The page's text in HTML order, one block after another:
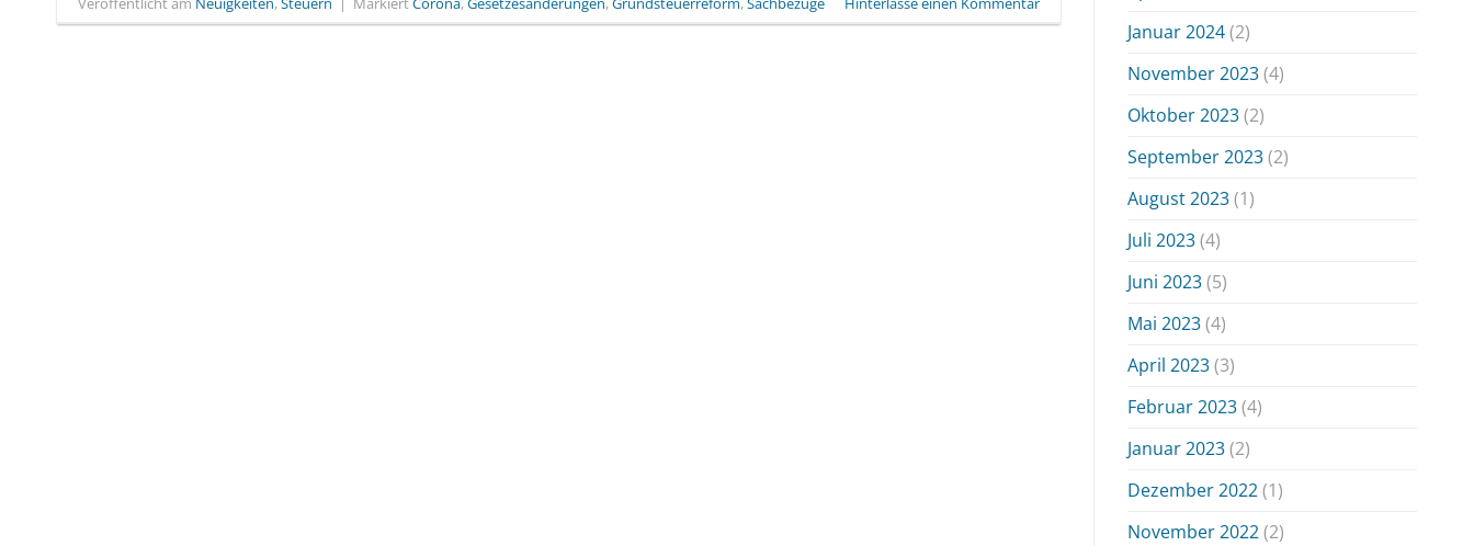
Januar 2024(2)
November 2023(4)
Oktober 2023(2)
September 2023(2)
August 2023(1)
Juli 2023(4)
Juni 2023(5)
Mai 2023(4)
April 2023(3)
Februar 2023(4)
Januar 2023(2)
Dezember 2022(1)
November 2022(2)